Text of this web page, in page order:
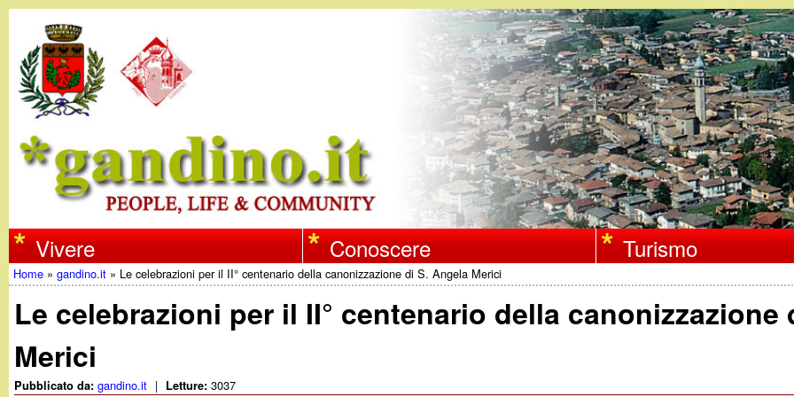
Salta
al
contenuto
principale
w
w
w
.
Vivere Conoscere Turismo
Tu
sei
qui
Home »gandino.it » Le celebrazioni per il II° centenario della canonizzazione di S. Angela Merici
Le celebrazioni per il II° centenario della canonizzazione
Merici
Pubblicato da:gandino.it | Letture:3037